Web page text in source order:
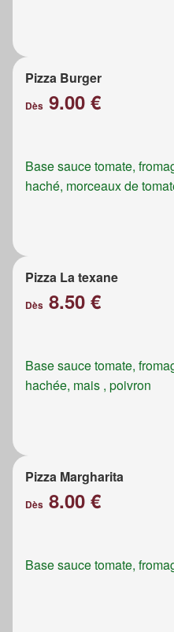
Pizza Burger
Dès 9.00 €
Base sauce tomate,
haché, morceaux de
Pizza La texane
Dès 8.50 €
Base sauce tomate,
hachée, mais , poivron
Pizza Margharita
Dès 8.00 €
Base sauce tomate,